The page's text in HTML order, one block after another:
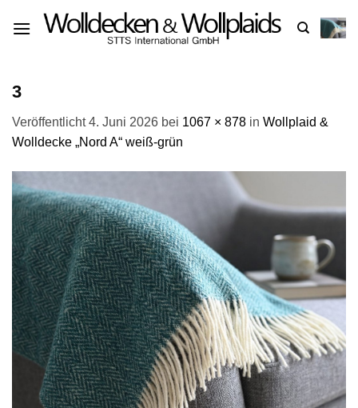
Inhalt
3
Veröffentlicht4. Juni 2026 bei 1067 × 878 in Wollplaid &
Wolldecke „Nord A“ weiß-grün